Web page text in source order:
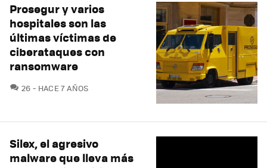
Prosegur y varios
hospitales son las
últimas víctimas de
ciberataques con
ransomware
26 COMENTARIOS
HACE 7 AÑOS
Silex, el agresivo
malware que lleva más